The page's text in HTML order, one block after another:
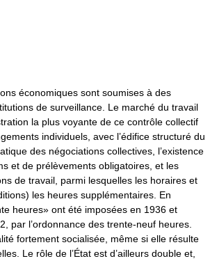
économiques sont soumises à des
de surveillance. Le marché du travail
la plus voyante de ce contrôle collectif
individuels, avec l’édifice structuré du
des négociations collectives, l’existence
et de prélèvements obligatoires, et les
de travail, parmi lesquelles les horaires et
les heures supplémentaires. En
heures» ont été imposées en 1936 et
par l’ordonnance des trente-neuf heures.
fortement socialisée, même si elle résulte
Le rôle de l’État est d’ailleurs double et,